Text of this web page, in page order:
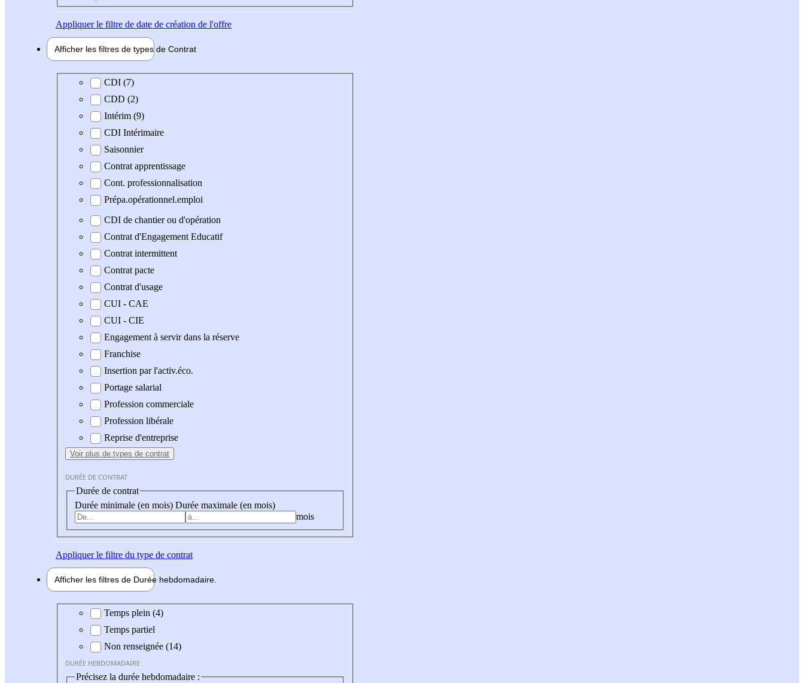
Appliquerle filtre de date de création de l'offre
Afficher les filtres de types de Contrat
Type de contrat
CDI (7)
CDD (2)
Intérim (9)
CDI Intérimaire
Saisonnier
Contrat apprentissage
Cont. professionnalisation
Prépa.opérationnel.emploi
CDI de chantier ou d'opération
Contrat d'Engagement Educatif
Contrat intermittent
Contrat pacte
Contrat d'usage
CUI - CAE
CUI - CIE
Engagement à servir dans la réserve
Franchise
Insertion par l'activ.éco.
Portage salarial
Profession commerciale
Profession libérale
Reprise d'entreprise
Voir plus de types de contrat
DURÉE DE CONTRAT
Durée de contrat
Durée minimale (en mois) Durée maximale (en mois)
mois
Appliquerle filtre du type de contrat
Afficher les filtres de Durée hebdomadaire
Durée hebdomadaire
Temps plein (4)
Temps partiel
Non renseignée (14)
DURÉE HEBDOMADAIRE
Précisez la durée hebdomadaire :